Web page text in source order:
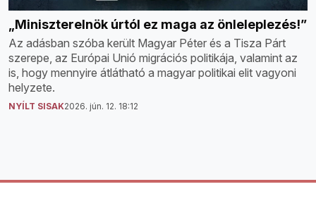
„Miniszterelnök úrtól ez maga az önleleplezés!”
Az adásban szóba került Magyar Péter és a Tisza Párt
szerepe, az Európai Unió migrációs politikája, valamint az
is, hogy mennyire átlátható a magyar politikai elit vagyoni
helyzete.
NYÍLT SISAK2026. jún. 12. 18:12